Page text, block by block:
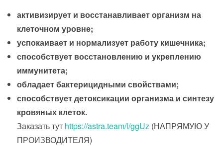
активизирует и восстанавливает организм на
клеточном уровне;
успокаивает и нормализует работу кишечника;
способствует восстановлению и укреплению
иммунитета;
обладает бактерицидными свойствами;
способствует детоксикации организма и синтезу
кровяных клеток.
Заказать тут https://astra.team/l/ggUz(НАПРЯМУЮ У
ПРОИЗВОДИТЕЛЯ)